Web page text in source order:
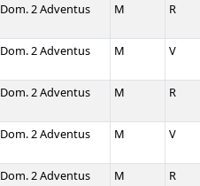
Dom. 2 Adventus M R
Dom. 2 Adventus M V
Dom. 2 Adventus M R
Dom. 2 Adventus M V
Dom. 2 Adventus M R